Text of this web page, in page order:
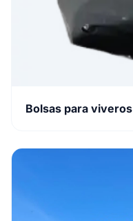
Bolsas para viveros